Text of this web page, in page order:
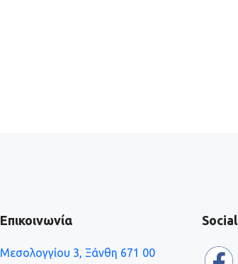
Επικοινωνία
Μεσολογγίου 3, Ξάνθη 671 00
Social